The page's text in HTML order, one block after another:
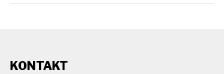
KONTAKT